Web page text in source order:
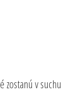
zostanú v suchu